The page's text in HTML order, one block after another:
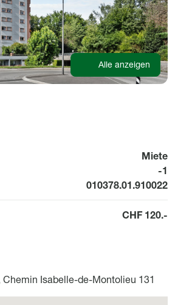
Alle anzeigen
Miete
-1
010378.01.910022
CHF 120.-
Chemin Isabelle-de-Montolieu 131